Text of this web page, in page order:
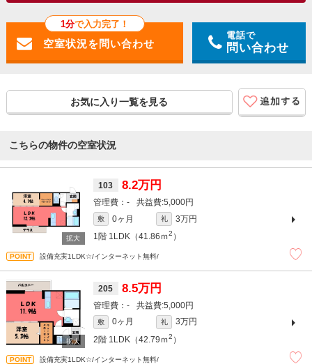
1分で入力完了！
電話で
問い合わせ
お気に入り一覧を見る
こちらの物件の空室状況
103 8.2万円
- 5,000円
敷 0ヶ月 礼
3万円
1階 1LDK（41.86ｍ2 ）
設備充実1LDK☆/インターネット無料/
205 8.5万円
- 5,000円
敷 0ヶ月 礼
3万円
2階 1LDK（42.79ｍ2 ）
設備充実1LDK☆/インターネット無料/